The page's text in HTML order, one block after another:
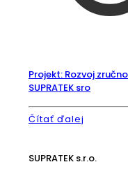
Projekt: Rozvoj
SUPRATEK sro
Čítať ďalej
SUPRATEK s.r.o.